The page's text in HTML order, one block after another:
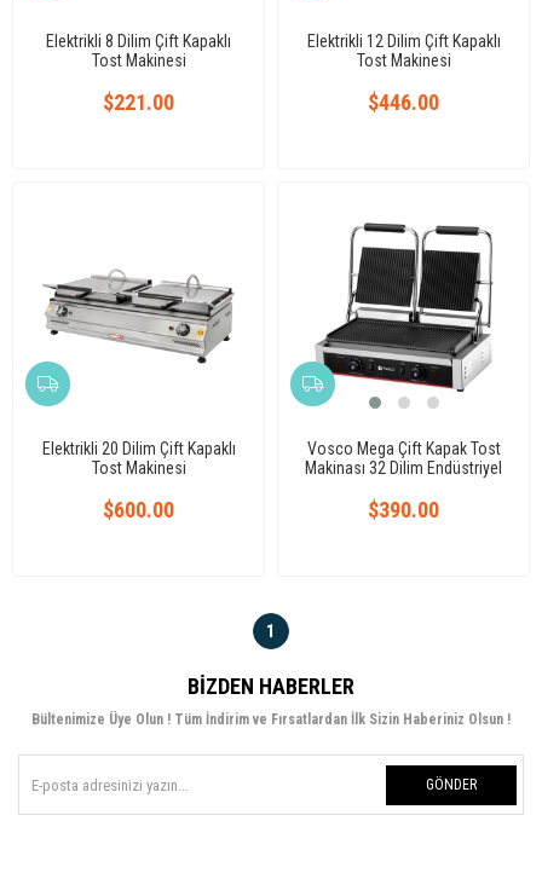
Elektrikli 8 Dilim Çift Kapaklı
Tost Makinesi
$221.00
Elektrikli 12 Dilim Çift Kapaklı
Tost Makinesi
$446.00
Elektrikli 20 Dilim Çift Kapaklı
Tost Makinesi
$600.00
Vosco Mega Çift Kapak Tost
Makinası 32 Dilim Endüstriyel
$390.00
1
BIZDEN HABERLER
Bültenimize Üye Olun ! Tüm İndirim ve Fırsatlardan İlk Sizin Haberiniz Olsun !
GÖNDER